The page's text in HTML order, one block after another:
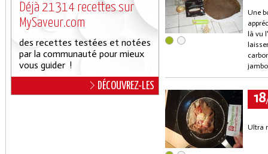
Déjà 21314 recettes sur
MySaveur.com
des recettes testées et notées
par la communauté pour mieux
vous guider !
DÉCOUVREZ-LES
Une
là vu
18
Ultra